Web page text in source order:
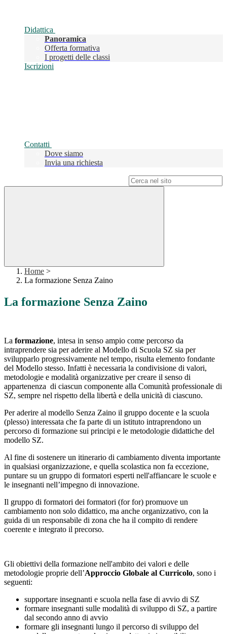
Didattica
Panoramica
Offerta formativa
I progetti delle classi
Iscrizioni
Contatti
Dove siamo
Invia una richiesta
Home >
La formazione Senza Zaino
La formazione Senza Zaino
La formazione, intesa in senso ampio come percorso da
intraprendere sia per aderire al Modello di Scuola SZ sia per
svilupparlo progressivamente nel tempo, risulta elemento fondante
del Modello stesso. Infatti è necessaria la condivisione di valori,
metodologie e modalità organizzative per creare il senso di
appartenenza di ciascun componente alla Comunità professionale di
SZ, sempre nel rispetto della libertà e della unicità di ciascuno.
Per aderire al modello Senza Zaino il gruppo docente e la scuola
(plesso) interessata che fa parte di un istituto intraprendono un
percorso di formazione sui principi e le metodologie didattiche del
modello SZ.
Al fine di sostenere un itinerario di cambiamento diventa importante
in qualsiasi organizzazione, e quella scolastica non fa eccezione,
puntare su un gruppo di formatori esperti nell'affiancare le scuole e
le insegnanti nell’impegno di innovazione.
Il gruppo di formatori dei formatori (for for) promuove un
cambiamento non solo didattico, ma anche organizzativo, con la
guida di un responsabile di zona che ha il compito di rendere
coerente e integrato il precorso.
Gli obiettivi della formazione nell'ambito dei valori e delle
metodologie proprie dell’Approccio Globale al Curricolo, sono i
seguenti:
supportare insegnanti e scuola nella fase di avvio di SZ
formare insegnanti sulle modalità di sviluppo di SZ, a partire
dal secondo anno di avvio
formare gli insegnanti lungo il percorso di sviluppo del